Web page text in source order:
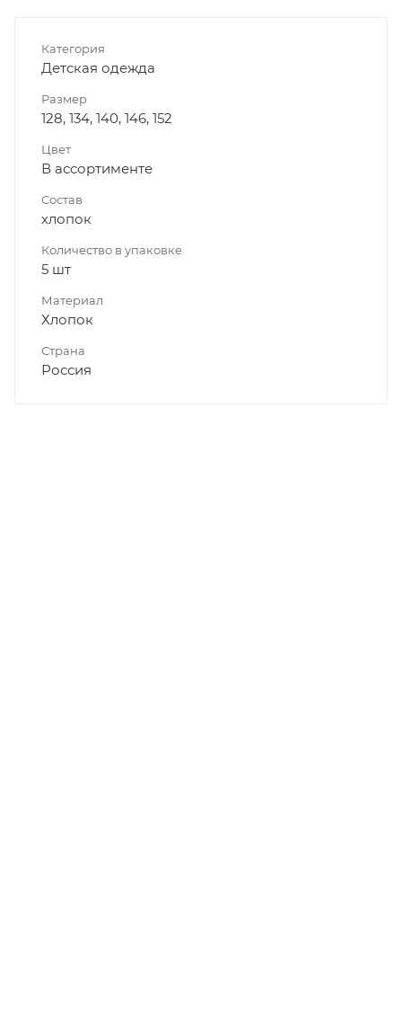
Категория
Детская одежда
Размер
128, 134, 140, 146, 152
Цвет
В ассортименте
Состав
хлопок
Количество в упаковке
5 шт
Материал
Хлопок
Страна
Россия